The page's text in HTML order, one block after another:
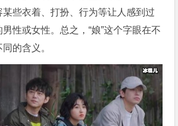
些衣着、打扮、行为等让人感到过
性或女性。总之，“娘”这个字眼在不
的含义。